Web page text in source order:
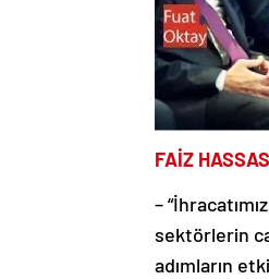
FAİZ
–
sektörlerin
adımların